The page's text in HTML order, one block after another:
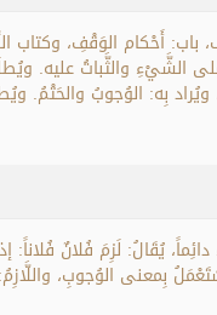
أَحْكام الوَقْفِ، وكتاب
الشَّيْءِ والثَّباتُ عليه.
بِه: الوُجوبُ والحَتْمُ.
يُقَالُ: لَزِمَ فُلانٌ فُلاناً:
بِمعنى الوُجوبِ،